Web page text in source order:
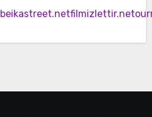
beikastreet.netfilmizlettir.net